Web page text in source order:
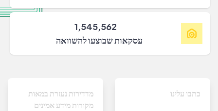
1,545,562
עסקאות שבוצעו להשוואה
מדדירות נעזרת במאות
מקורות מידע אמינים
כתבו עלינו